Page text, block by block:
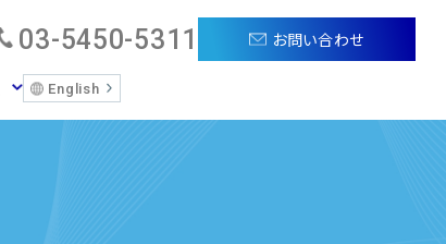
03-5450-5311 お問い合わせ
English